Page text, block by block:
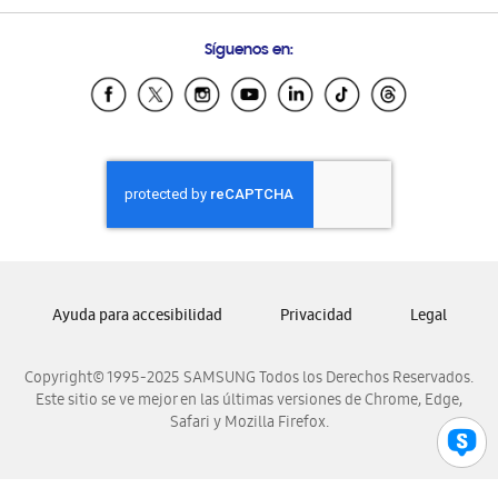
Samsung Ecuador
Samsung El Salvador
Samsung Honduras
Samsung Nicaragua
Samsung Panamá
Samsung Venezuela
Síguenos en:
Copyright© 1995-2025 SAMSUNG Todos los Derechos Reservados.
Este sitio se ve mejor en las últimas versiones de Chrome, Edge,
Safari y Mozilla Firefox.
Ayuda para accesibilidad Privacidad Legal